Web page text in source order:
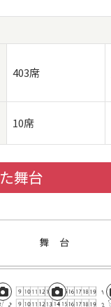
403席
10席
舞台